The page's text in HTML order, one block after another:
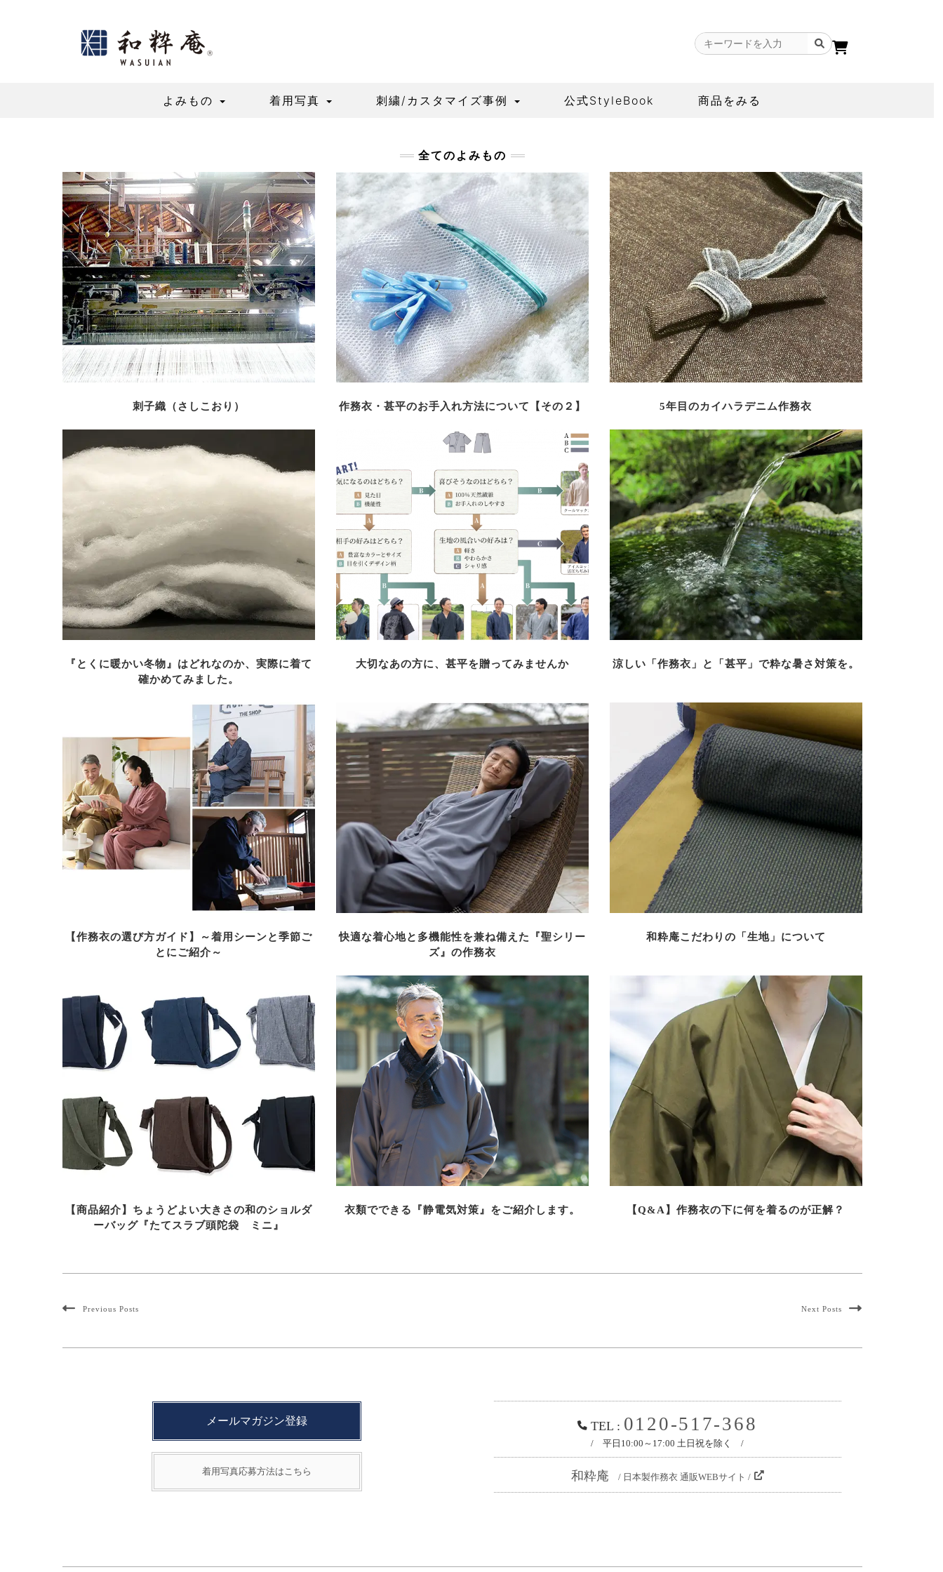
よみもの 着用写真 刺繍/カスタマイズ事例 公式StyleBook 商品をみる
全てのよみもの
刺子織（さしこおり） 作務衣・甚平のお手入れ方法について【その２】 5年目のカイハラデニム作務衣
『とくに暖かい冬物』はどれなのか、実際に着て
確かめてみました。
大切なあの方に、甚平を贈ってみませんか 涼しい「作務衣」と「甚平」で粋な暑さ対策を。
【作務衣の選び方ガイド】～着用シーンと季節ご
とにご紹介～
快適な着心地と多機能性を兼ね備えた『聖シリー
ズ』の作務衣
和粋庵こだわりの「生地」について
【商品紹介】ちょうどよい大きさの和のショルダ
ーバッグ『たてスラブ頭陀袋 ミニ』
衣類でできる『静電気対策』をご紹介します。 【Q&A】作務衣の下に何を着るのが正解？
Previous Posts Next Posts
メールマガジン登録
着用写真応募方法はこちら
TEL : 0120-517-368
/ 平日10:00～17:00 土日祝を除く /
和粋庵 / 日本製作務衣 通販WEBサイト /